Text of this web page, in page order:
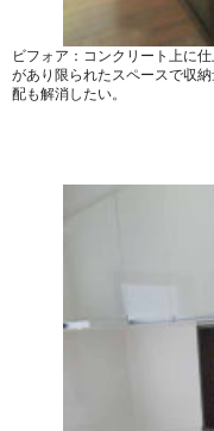
ビフォア：コンクリート上に
があり限られたスペースで収
配も解消したい。